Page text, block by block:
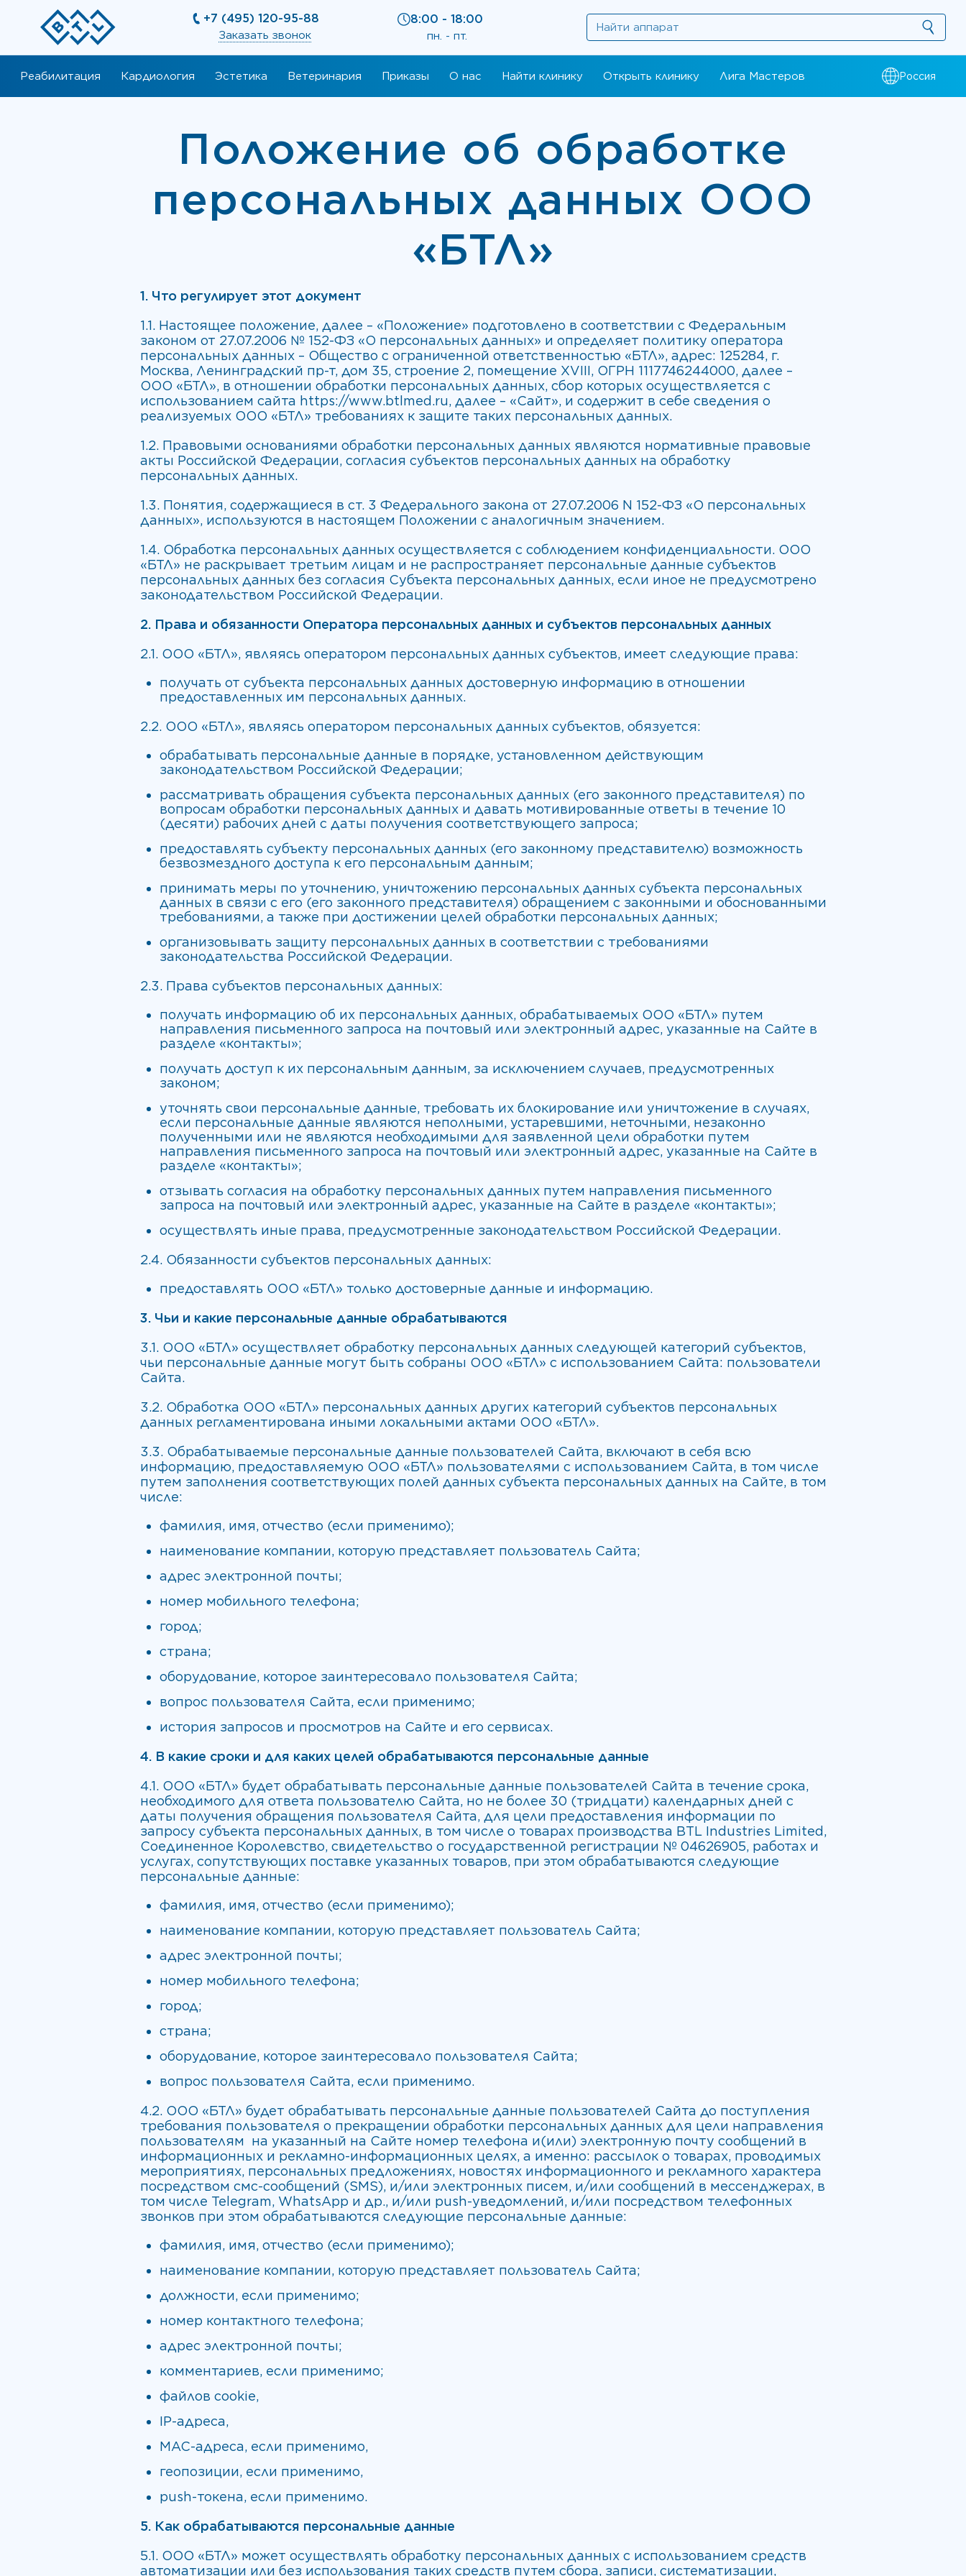
+7 (495) 120-95-88
Заказать звонок
8:00 - 18:00
пн. - пт.
Реабилитация Кардиология Эстетика Ветеринария Приказы О нас Найти клинику Открыть клинику Лига Мастеров Россия
Положение об обработке
персональных данных ООО
«БТЛ»
1. Что регулирует этот документ
1.1. Настоящее положение, далее – «Положение» подготовлено в соответствии с Федеральным
законом от 27.07.2006 № 152-ФЗ «О персональных данных» и определяет политику оператора
персональных данных – Общество с ограниченной ответственностью «БТЛ», адрес: 125284, г.
Москва, Ленинградский пр-т, дом 35, строение 2, помещение XVIII, ОГРН 1117746244000, далее –
ООО «БТЛ», в отношении обработки персональных данных, сбор которых осуществляется с
использованием сайта https://www.btlmed.ru, далее – «Сайт», и содержит в себе сведения о
реализуемых ООО «БТЛ» требованиях к защите таких персональных данных.
1.2. Правовыми основаниями обработки персональных данных являются нормативные правовые
акты Российской Федерации, согласия субъектов персональных данных на обработку
персональных данных.
1.3. Понятия, содержащиеся в ст. 3 Федерального закона от 27.07.2006 N 152-ФЗ «О персональных
данных», используются в настоящем Положении с аналогичным значением.
1.4. Обработка персональных данных осуществляется с соблюдением конфиденциальности. ООО
«БТЛ» не раскрывает третьим лицам и не распространяет персональные данные субъектов
персональных данных без согласия Субъекта персональных данных, если иное не предусмотрено
законодательством Российской Федерации.
2. Права и обязанности Оператора персональных данных и субъектов персональных данных
2.1. ООО «БТЛ», являясь оператором персональных данных субъектов, имеет следующие права:
получать от субъекта персональных данных достоверную информацию в отношении
предоставленных им персональных данных.
2.2. ООО «БТЛ», являясь оператором персональных данных субъектов, обязуется:
обрабатывать персональные данные в порядке, установленном действующим
законодательством Российской Федерации;
рассматривать обращения субъекта персональных данных (его законного представителя) по
вопросам обработки персональных данных и давать мотивированные ответы в течение 10
(десяти) рабочих дней с даты получения соответствующего запроса;
предоставлять субъекту персональных данных (его законному представителю) возможность
безвозмездного доступа к его персональным данным;
принимать меры по уточнению, уничтожению персональных данных субъекта персональных
данных в связи с его (его законного представителя) обращением с законными и обоснованными
требованиями, а также при достижении целей обработки персональных данных;
организовывать защиту персональных данных в соответствии с требованиями
законодательства Российской Федерации.
2.3. Права субъектов персональных данных:
получать информацию об их персональных данных, обрабатываемых ООО «БТЛ» путем
направления письменного запроса на почтовый или электронный адрес, указанные на Сайте в
разделе «контакты»;
получать доступ к их персональным данным, за исключением случаев, предусмотренных
законом;
уточнять свои персональные данные, требовать их блокирование или уничтожение в случаях,
если персональные данные являются неполными, устаревшими, неточными, незаконно
полученными или не являются необходимыми для заявленной цели обработки путем
направления письменного запроса на почтовый или электронный адрес, указанные на Сайте в
разделе «контакты»;
отзывать согласия на обработку персональных данных путем направления письменного
запроса на почтовый или электронный адрес, указанные на Сайте в разделе «контакты»;
осуществлять иные права, предусмотренные законодательством Российской Федерации.
2.4. Обязанности субъектов персональных данных:
предоставлять ООО «БТЛ» только достоверные данные и информацию.
3. Чьи и какие персональные данные обрабатываются
3.1. ООО «БТЛ» осуществляет обработку персональных данных следующей категорий субъектов,
чьи персональные данные могут быть собраны ООО «БТЛ» с использованием Сайта: пользователи
Сайта.
3.2. Обработка ООО «БТЛ» персональных данных других категорий субъектов персональных
данных регламентирована иными локальными актами ООО «БТЛ».
3.3. Обрабатываемые персональные данные пользователей Сайта, включают в себя всю
информацию, предоставляемую ООО «БТЛ» пользователями с использованием Сайта, в том числе
путем заполнения соответствующих полей данных субъекта персональных данных на Сайте, в том
числе:
фамилия, имя, отчество (если применимо);
наименование компании, которую представляет пользователь Сайта;
адрес электронной почты;
номер мобильного телефона;
город;
страна;
оборудование, которое заинтересовало пользователя Сайта;
вопрос пользователя Сайта, если применимо;
история запросов и просмотров на Сайте и его сервисах.
4. В какие сроки и для каких целей обрабатываются персональные данные
4.1. ООО «БТЛ» будет обрабатывать персональные данные пользователей Сайта в течение срока,
необходимого для ответа пользователю Сайта, но не более 30 (тридцати) календарных дней с
даты получения обращения пользователя Сайта, для цели предоставления информации по
запросу субъекта персональных данных, в том числе о товарах производства BTL Industries Limited,
Соединенное Королевство, свидетельство о государственной регистрации № 04626905, работах и
услугах, сопутствующих поставке указанных товаров, при этом обрабатываются следующие
персональные данные:
фамилия, имя, отчество (если применимо);
наименование компании, которую представляет пользователь Сайта;
адрес электронной почты;
номер мобильного телефона;
город;
страна;
оборудование, которое заинтересовало пользователя Сайта;
вопрос пользователя Сайта, если применимо.
4.2. ООО «БТЛ» будет обрабатывать персональные данные пользователей Сайта до поступления
требования пользователя о прекращении обработки персональных данных для цели направления
пользователям на указанный на Сайте номер телефона и(или) электронную почту сообщений в
информационных и рекламно-информационных целях, а именно: рассылок о товарах, проводимых
мероприятиях, персональных предложениях, новостях информационного и рекламного характера
посредством смс-сообщений (SMS), и/или электронных писем, и/или сообщений в мессенджерах, в
том числе Telegram, WhatsApp и др., и/или push-уведомлений, и/или посредством телефонных
звонков при этом обрабатываются следующие персональные данные:
фамилия, имя, отчество (если применимо);
наименование компании, которую представляет пользователь Сайта;
должности, если применимо;
номер контактного телефона;
адрес электронной почты;
комментариев, если применимо;
файлов cookie,
IP-адреса,
MAC-адреса, если применимо,
геопозиции, если применимо,
push-токена, если применимо.
5. Как обрабатываются персональные данные
5.1. ООО «БТЛ» может осуществлять обработку персональных данных с использованием средств
автоматизации или без использования таких средств путем сбора, записи, систематизации,